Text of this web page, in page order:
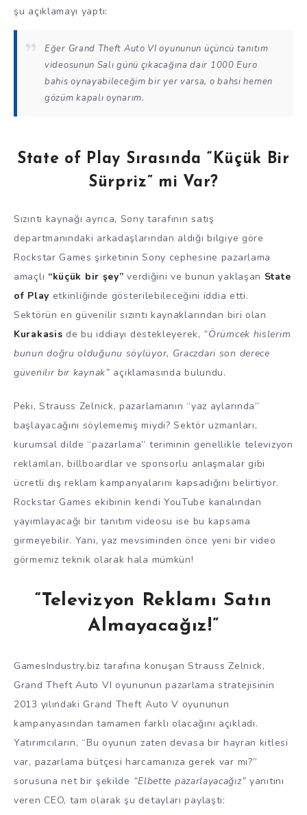
şu açıklamayı yaptı:
Eğer Grand Theft Auto VI oyununun üçüncü tanıtım
videosunun Salı günü çıkacağına dair 1000 Euro
bahis oynayabileceğim bir yer varsa, o bahsi hemen
gözüm kapalı oynarım.
State of Play Sırasında “Küçük Bir
Sürpriz” mi Var?
Sızıntı kaynağı ayrıca, Sony tarafının satış
departmanındaki arkadaşlarından aldığı bilgiye göre
Rockstar Games şirketinin Sony cephesine pazarlama
amaçlı “küçük bir şey” verdiğini ve bunun yaklaşan State
of Play etkinliğinde gösterilebileceğini iddia etti.
Sektörün en güvenilir sızıntı kaynaklarından biri olan
Kurakasis de bu iddiayı destekleyerek, “Örümcek hislerim
bunun doğru olduğunu söylüyor, Graczdari son derece
güvenilir bir kaynak” açıklamasında bulundu.
Peki, Strauss Zelnick, pazarlamanın “yaz aylarında”
başlayacağını söylememiş miydi? Sektör uzmanları,
kurumsal dilde “pazarlama” teriminin genellikle televizyon
reklamları, billboardlar ve sponsorlu anlaşmalar gibi
ücretli dış reklam kampanyalarını kapsadığını belirtiyor.
Rockstar Games ekibinin kendi YouTube kanalından
yayımlayacağı bir tanıtım videosu ise bu kapsama
girmeyebilir. Yani, yaz mevsiminden önce yeni bir video
görmemiz teknik olarak hala mümkün!
“Televizyon Reklamı Satın
Almayacağız!”
GamesIndustry.biz tarafına konuşan Strauss Zelnick,
Grand Theft Auto VI oyununun pazarlama stratejisinin
2013 yılındaki Grand Theft Auto V oyununun
kampanyasından tamamen farklı olacağını açıkladı.
Yatırımcıların, “Bu oyunun zaten devasa bir hayran kitlesi
var, pazarlama bütçesi harcamanıza gerek var mı?”
sorusuna net bir şekilde “Elbette pazarlayacağız” yanıtını
veren CEO, tam olarak şu detayları paylaştı: